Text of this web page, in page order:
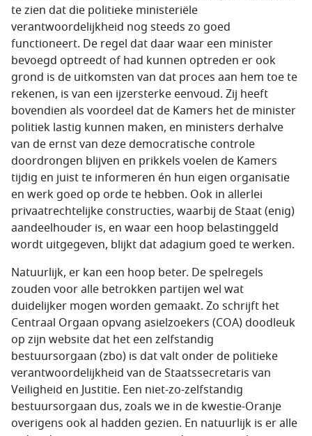
te zien dat die politieke ministeriële
verantwoordelijkheid nog steeds zo goed
functioneert. De regel dat daar waar een minister
bevoegd optreedt of had kunnen optreden er ook
grond is de uitkomsten van dat proces aan hem toe te
rekenen, is van een ijzersterke eenvoud. Zij heeft
bovendien als voordeel dat de Kamers het de minister
politiek lastig kunnen maken, en ministers derhalve
van de ernst van deze democratische controle
doordrongen blijven en prikkels voelen de Kamers
tijdig en juist te informeren én hun eigen organisatie
en werk goed op orde te hebben. Ook in allerlei
privaatrechtelijke constructies, waarbij de Staat (enig)
aandeelhouder is, en waar een hoop belastinggeld
wordt uitgegeven, blijkt dat adagium goed te werken.
Natuurlijk, er kan een hoop beter. De spelregels
zouden voor alle betrokken partijen wel wat
duidelijker mogen worden gemaakt. Zo schrijft het
Centraal Orgaan opvang asielzoekers (COA) doodleuk
op zijn website dat het een zelfstandig
bestuursorgaan (zbo) is dat valt onder de politieke
verantwoordelijkheid van de Staatssecretaris van
Veiligheid en Justitie. Een niet-zo-zelfstandig
bestuursorgaan dus, zoals we in de kwestie-Oranje
overigens ook al hadden gezien. En natuurlijk is er alle